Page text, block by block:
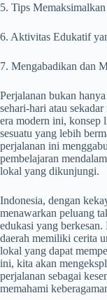
5. Tips
6. Aktivitas Edukatif
7. Mengabadikan dan
Perjalanan bukan
sehari-hari atau
era modern ini, konsep
sesuatu yang lebih
perjalanan ini
pembelajaran
lokal yang dikunjungi.
Indonesia, dengan
menawarkan peluang
edukasi yang
daerah memiliki cerita
lokal yang dapat
ini, kita akan
perjalanan sebagai
memahami